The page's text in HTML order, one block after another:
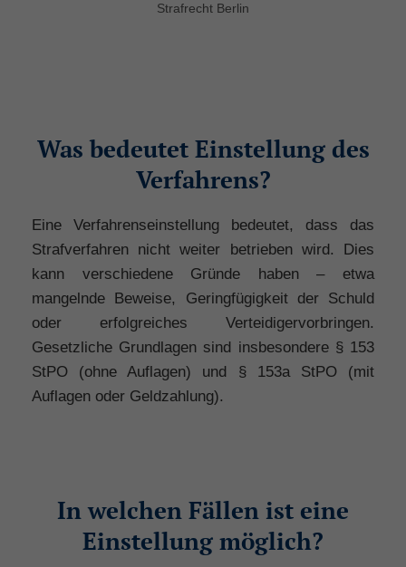
Strafrecht Berlin
Was bedeutet Einstellung des
Verfahrens?
Eine Verfahrenseinstellung bedeutet, dass das
Strafverfahren nicht weiter betrieben wird. Dies
kann verschiedene Gründe haben – etwa
mangelnde Beweise, Geringfügigkeit der Schuld
oder erfolgreiches Verteidigervorbringen.
Gesetzliche Grundlagen sind insbesondere § 153
StPO (ohne Auflagen) und § 153a StPO (mit
Auflagen oder Geldzahlung).
In welchen Fällen ist eine
Einstellung möglich?